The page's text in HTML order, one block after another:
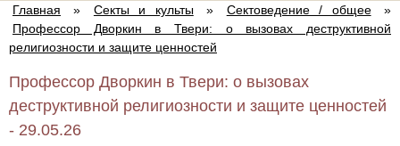
Главная » Секты и культы » Сектоведение / общее
»
Профессор Дворкин в Твери: о вызовах деструктивной
религиозности и защите ценностей
Профессор Дворкин в Твери: о вызовах
деструктивной религиозности и защите ценностей
- 29.05.26